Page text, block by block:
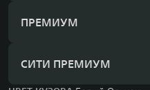
ПРЕМИУМ
СИТИ ПРЕМИУМ